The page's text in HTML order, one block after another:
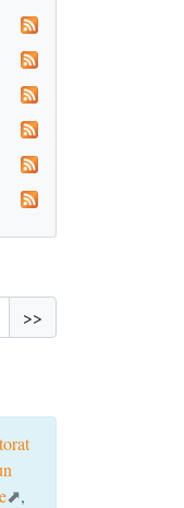
>>
,